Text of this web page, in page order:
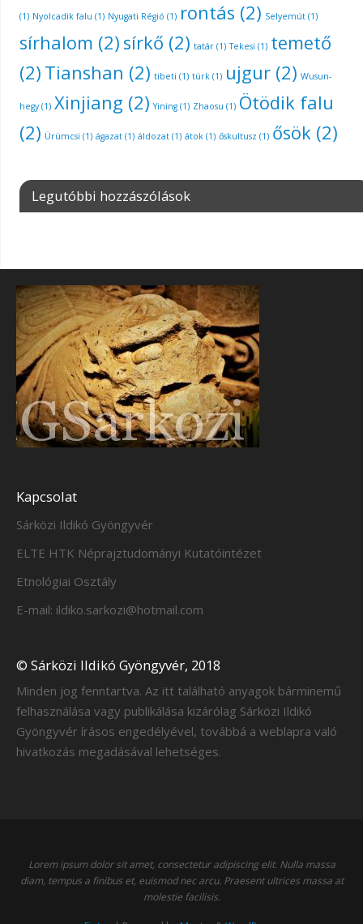
(1) Nyolcadik falu (1) Nyugati Régió (1) rontás (2) Selyemút(1)
sírhalom (2) sírkő (2) tatár(1) Tekesi (1) temető
(2) Tianshan (2) tibeti (1) türk(1) ujgur(2) Wusun-
hegy(1) Xinjiang (2) Yining(1) Zhaosu (1) Ötödik falu
(2) Ürümcsi (1) ágazat(1) áldozat(1) átok(1) őskultusz (1) ősök(2)
Legutóbbi hozzászólások
Kapcsolat
Sárközi Ildikó Gyöngyvér
ELTE HTK Néprajztudományi Kutatóintézet
Etnológiai Osztály
E-mail: ildiko.sarkozi@hotmail.com
© Sárközi Ildikó Gyöngyvér, 2018
Minden jog fenntartva. Az itt található anyagok bárminemű
felhasználása vagy publikálása kizárólag Sárközi Ildikó
Gyöngyvér írásos engedélyével, továbbá a weblapra való
hivatkozás megadásával lehetséges.
Lorem ipsum dolor sit amet, consectetur adipiscing elit. Nulla massa
diam, tempus a finibus et, euismod nec arcu. Praesent ultrices massa at
molestie facilisis.